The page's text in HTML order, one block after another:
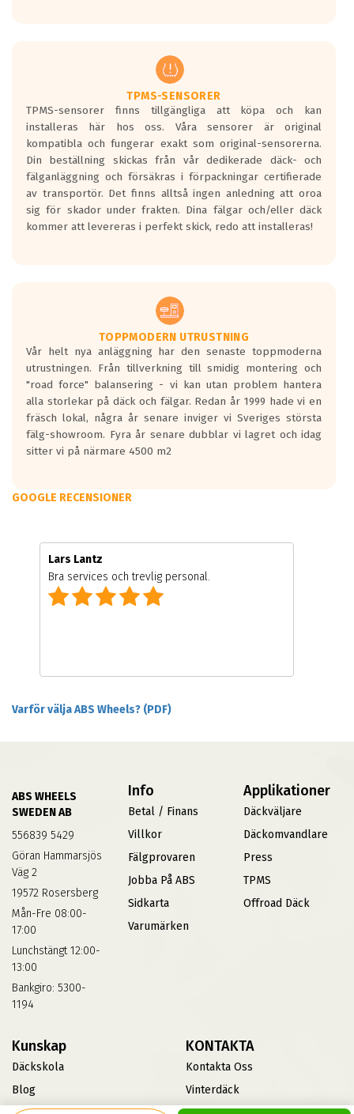
regelverket som introduceras år 2016.
Ett däck med två svarta vågor är redan
godkända för år 2016 nya regelverk.
Ett däck med en svart våg kommer vara
minst tre decibel tystare än det
regelverk som börjar gälla 2016.
TPMS-SENSORER
TPMS-sensorer finns tillgängliga att köpa och kan
installeras här hos oss. Våra sensorer är original
kompatibla och fungerar exakt som original-sensorerna.
Din beställning skickas från vår dedikerade däck- och
fälganläggning och försäkras i förpackningar certifierade
av transportör. Det finns alltså ingen anledning att oroa
sig för skador under frakten. Dina fälgar och/eller däck
kommer att levereras i perfekt skick, redo att installeras!
TOPPMODERN UTRUSTNING
Vår helt nya anläggning har den senaste toppmoderna
utrustningen. Från tillverkning till smidig montering och
"road force" balansering - vi kan utan problem hantera
alla storlekar på däck och fälgar. Redan år 1999 hade vi en
fräsch lokal, några år senare inviger vi Sveriges största
fälg-showroom. Fyra år senare dubblar vi lagret och idag
sitter vi på närmare 4500 m2
GOOGLE RECENSIONER
Lars Lantz
Bra services och trevlig personal.
Varför välja ABS Wheels? (PDF)
ABS WHEELS
SWEDEN AB
556839 5429
Göran Hammarsjös
Väg 2
19572 Rosersberg
Mån-Fre 08:00-
17:00
Lunchstängt 12:00-
13:00
Bankgiro: 5300-
1194
Info
Betal / Finans
Villkor
Fälgprovaren
Jobba På ABS
Sidkarta
Varumärken
Applikationer
Däckväljare
Däckomvandlare
Press
TPMS
Offroad Däck
Kunskap
Däckskola
Blog
KONTAKTA
Kontakta Oss
Vinterdäck